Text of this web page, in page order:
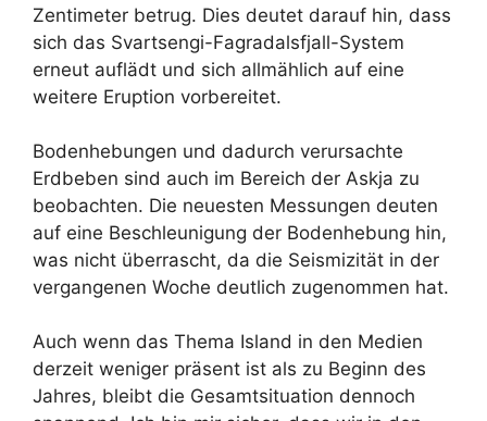
Zentimeter betrug. Dies deutet darauf hin, dass
sich das Svartsengi-Fagradalsfjall-System
erneut auflädt und sich allmählich auf eine
weitere Eruption vorbereitet.
Bodenhebungen und dadurch verursachte
Erdbeben sind auch im Bereich der Askja zu
beobachten. Die neuesten Messungen deuten
auf eine Beschleunigung der Bodenhebung hin,
was nicht überrascht, da die Seismizität in der
vergangenen Woche deutlich zugenommen hat.
Auch wenn das Thema Island in den Medien
derzeit weniger präsent ist als zu Beginn des
Jahres, bleibt die Gesamtsituation dennoch